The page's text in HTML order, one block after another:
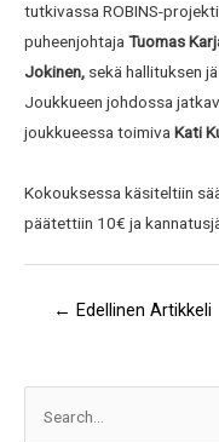
tutkivassa ROBINS-
puheenjohtajaTuomas
Jokinen, sekä hallituksen
Joukkueen johdossa
joukkueessa toimivaKati
Kokouksessa käsiteltiin
päätettiin 10€ ja
← Edellinen Artikkeli